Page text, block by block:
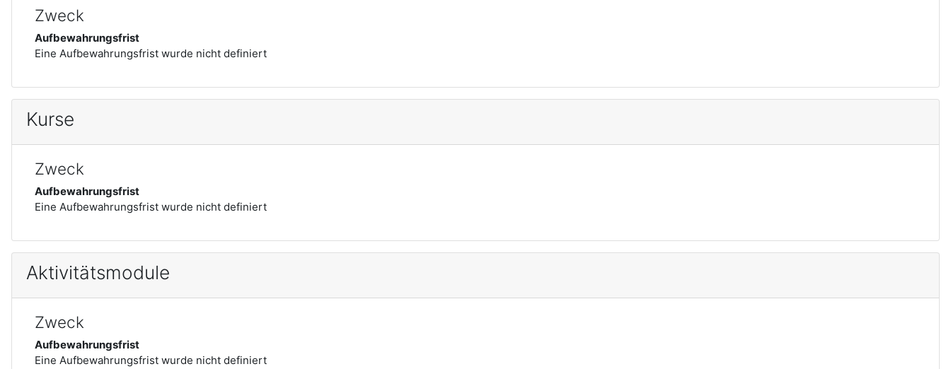
Zweck
Aufbewahrungsfrist
Eine Aufbewahrungsfrist wurde nicht definiert
Kurse
Zweck
Aufbewahrungsfrist
Eine Aufbewahrungsfrist wurde nicht definiert
Aktivitätsmodule
Zweck
Aufbewahrungsfrist
Eine Aufbewahrungsfrist wurde nicht definiert